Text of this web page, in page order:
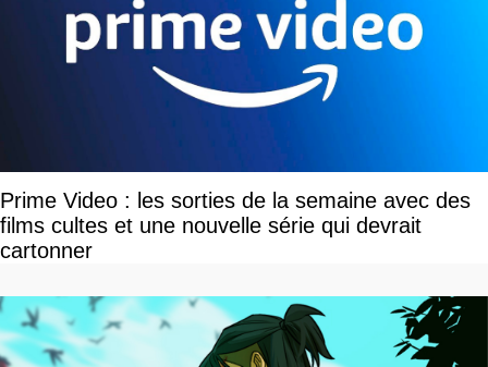
Prime Video : les sorties de la semaine avec des
films cultes et une nouvelle série qui devrait
cartonner